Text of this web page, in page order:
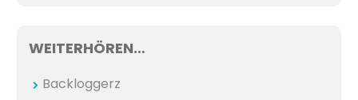
WEITERHÖREN…
Backloggerz